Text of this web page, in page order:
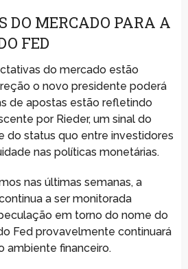
DO MERCADO PARA A
FED
do mercado estão
o novo presidente poderá
de apostas estão refletindo
por Rieder, um sinal do
do status quo entre investidores
nas políticas monetárias.
nas últimas semanas, a
a ser monitorada
em torno do nome do
Fed provavelmente continuará
ambiente financeiro.